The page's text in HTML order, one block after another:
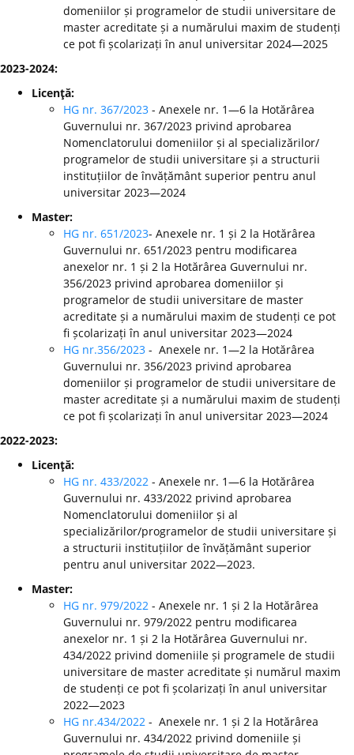
domeniilor și programelor de studii universitare de
master acreditate și a numărului maxim de studenți
ce pot fi școlarizați în anul universitar 2024—2025
2023-2024:
Licenţă:
HG nr. 367/2023 - Anexele nr. 1—6 la Hotărârea
Guvernului nr. 367/2023 privind aprobarea
Nomenclatorului domeniilor și al specializărilor/
programelor de studii universitare și a structurii
instituțiilor de învățământ superior pentru anul
universitar 2023—2024
Master:
HG nr. 651/2023- Anexele nr. 1 și 2 la Hotărârea
Guvernului nr. 651/2023 pentru modificarea
anexelor nr. 1 și 2 la Hotărârea Guvernului nr.
356/2023 privind aprobarea domeniilor și
programelor de studii universitare de master
acreditate și a numărului maxim de studenți ce pot
fi școlarizați în anul universitar 2023—2024
HG nr.356/2023 - Anexele nr. 1—2 la Hotărârea
Guvernului nr. 356/2023 privind aprobarea
domeniilor și programelor de studii universitare de
master acreditate și a numărului maxim de studenți
ce pot fi școlarizați în anul universitar 2023—2024
2022-2023:
Licenţă:
HG nr. 433/2022 - Anexele nr. 1—6 la Hotărârea
Guvernului nr. 433/2022 privind aprobarea
Nomenclatorului domeniilor și al
specializărilor/programelor de studii universitare și
a structurii instituțiilor de învățământ superior
pentru anul universitar 2022—2023.
Master:
HG nr. 979/2022 - Anexele nr. 1 și 2 la Hotărârea
Guvernului nr. 979/2022 pentru modificarea
anexelor nr. 1 și 2 la Hotărârea Guvernului nr.
434/2022 privind domeniile și programele de studii
universitare de master acreditate și numărul maxim
de studenți ce pot fi școlarizați în anul universitar
2022—2023
HG nr.434/2022 - Anexele nr. 1 și 2 la Hotărârea
Guvernului nr. 434/2022 privind domeniile și